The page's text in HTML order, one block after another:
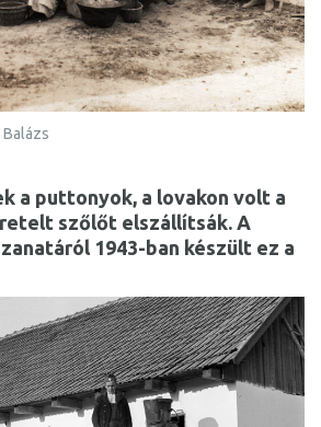
a puttonyok, a lovakon volt a
szőlőt elszállítsák. A
1943-ban készült ez a